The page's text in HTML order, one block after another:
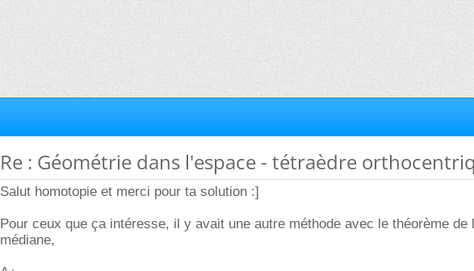
Re : Géométrie dans l'espace - tétraèdre
Salut homotopie et merci pour ta solution :]
Pour ceux que ça intéresse, il y avait une autre méthode avec le théorème de
médiane,